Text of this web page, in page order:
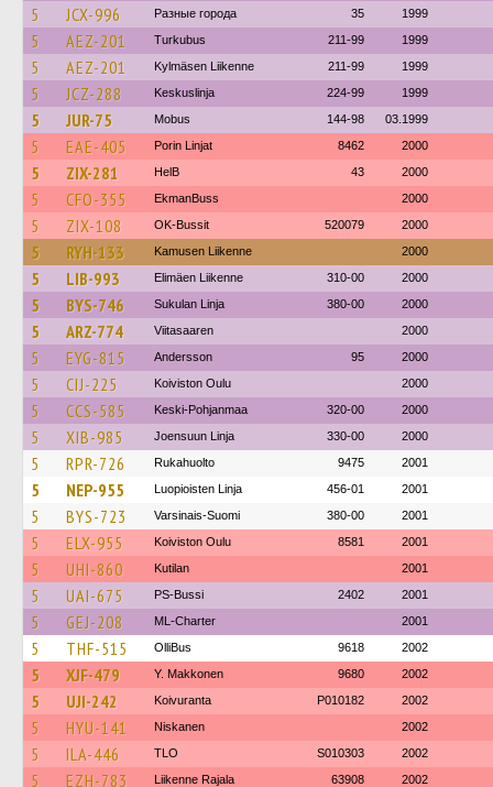
5 JCX-996 Разные города 35 1999
5 AEZ-201 Turkubus 211-99 1999
5 AEZ-201 Kylmäsen Liikenne 211-99 1999
5 JCZ-288 Keskuslinja 224-99 1999
5 JUR-75 Mobus 144-98 03.1999
5 EAE-405 Porin Linjat 8462 2000
5 ZIX-281 HelB 43 2000
5 CFO-355 EkmanBuss 2000
5 ZIX-108 OK-Bussit 520079 2000
5 RYH-133 Kamusen Liikenne 2000
5 LIB-993 Elimäen Liikenne 310-00 2000
5 BYS-746 Sukulan Linja 380-00 2000
5 ARZ-774 Viitasaaren 2000
5 EYG-815 Andersson 95 2000
5 CIJ-225 Koiviston Oulu 2000
5 CCS-585 Keski-Pohjanmaa 320-00 2000
5 XIB-985 Joensuun Linja 330-00 2000
5 RPR-726 Rukahuolto 9475 2001
5 NEP-955 Luopioisten Linja 456-01 2001
5 BYS-723 Varsinais-Suomi 380-00 2001
5 ELX-955 Koiviston Oulu 8581 2001
5 UHI-860 Kutilan 2001
5 UAI-675 PS-Bussi 2402 2001
5 GEJ-208 ML-Charter 2001
5 THF-515 OlliBus 9618 2002
5 XJF-479 Y. Makkonen 9680 2002
5 UJI-242 Koivuranta P010182 2002
5 HYU-141 Niskanen 2002
5 ILA-446 TLO S010303 2002
5 EZH-783 Liikenne Rajala 63908 2002